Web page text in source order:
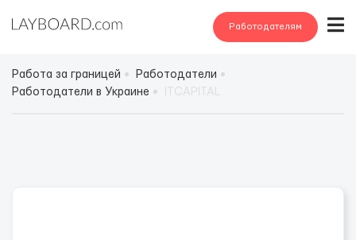
Работодателям
Работа за границей
Работодатели
Работодатели в Украине